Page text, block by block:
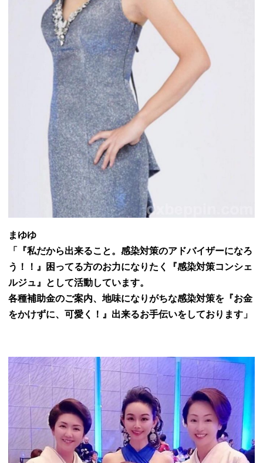
まゆゆ
「『私だから出来ること。感染対策のアドバイザーになろ
う！！』
困ってる方のお力になりたく『感染対策コンシェ
ルジュ』として活動しています。
各種補助金のご案内、地味になりがちな感染対策を『お金
をかけずに、可愛く！』出来るお手伝いをしております」